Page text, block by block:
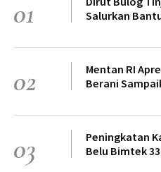
01
Salurkan
02
Mentan RI
Berani
03
Peningkatan
Belu Bimtek